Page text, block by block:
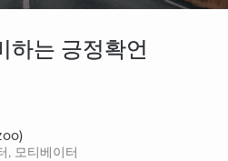
하는 긍정확언
, 모티베이터